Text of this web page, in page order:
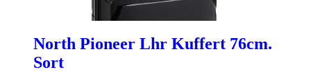
North Pioneer Lhr Kuffert 76cm.
Sort